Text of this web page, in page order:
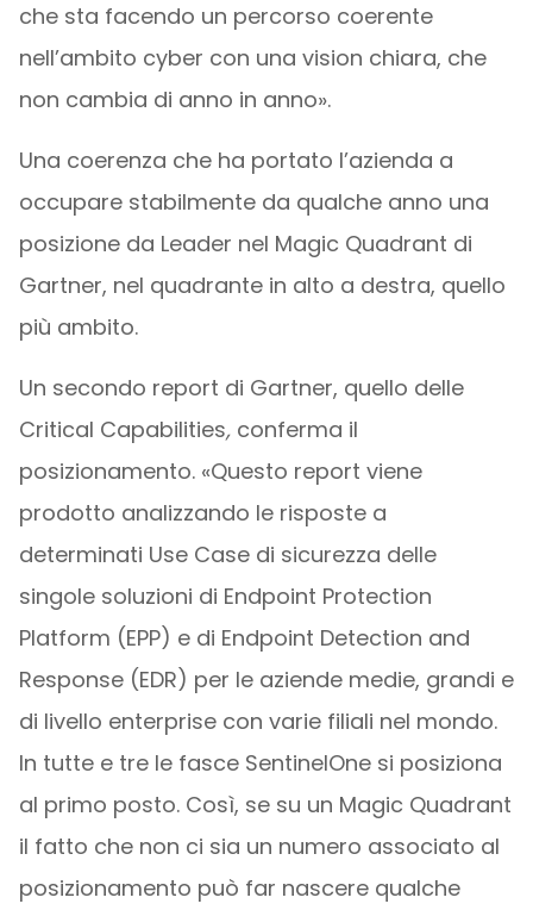
che sta facendo un percorso coerente
nell’ambito cyber con una vision chiara, che
non cambia di anno in anno».
Una coerenza che ha portato l’azienda a
occupare stabilmente da qualche anno una
posizione da Leader nel Magic Quadrant di
Gartner, nel quadrante in alto a destra, quello
più ambito.
Un secondo report di Gartner, quello delle
Critical Capabilities, conferma il
posizionamento. «Questo report viene
prodotto analizzando le risposte a
determinati Use Case di sicurezza delle
singole soluzioni di Endpoint Protection
Platform (EPP) e di Endpoint Detection and
Response (EDR) per le aziende medie, grandi e
di livello enterprise con varie filiali nel mondo.
In tutte e tre le fasce SentinelOne si posiziona
al primo posto. Così, se su un Magic Quadrant
il fatto che non ci sia un numero associato al
posizionamento può far nascere qualche